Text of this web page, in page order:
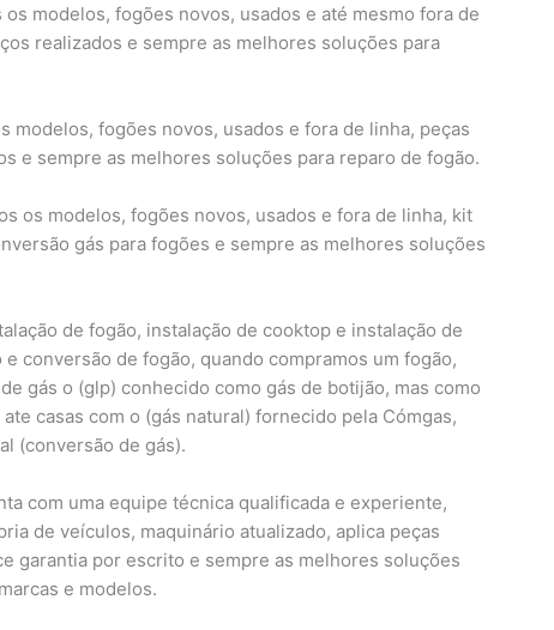
os modelos, fogões novos, usados e até mesmo fora de
realizados e sempre as melhores soluções para
modelos, fogões novos, usados e fora de linha, peças
e sempre as melhores soluções para reparo de fogão.
os modelos, fogões novos, usados e fora de linha, kit
gás para fogões e sempre as melhores soluções
de fogão, instalação de cooktop e instalação de
conversão de fogão, quando compramos um fogão,
gás o (glp) conhecido como gás de botijão, mas como
casas com o (gás natural) fornecido pela Cómgas,
(conversão de gás).
com uma equipe técnica qualificada e experiente,
de veículos, maquinário atualizado, aplica peças
garantia por escrito e sempre as melhores soluções
e modelos.